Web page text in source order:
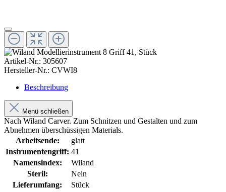
Artikel-Nr.: 305607
Hersteller-Nr.: CVWI8
Beschreibung
Menü schließen
Nach Wiland Carver. Zum Schnitzen und Gestalten und zum
Abnehmen überschüssigen Materials.
Arbeitsende:
glatt
Instrumentengriff: 41
Namensindex:
Wiland
Steril:
Nein
Lieferumfang:
Stück